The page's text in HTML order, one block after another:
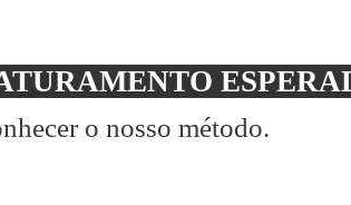
o nosso método.